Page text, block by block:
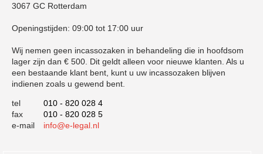
3067 GC Rotterdam
Openingstijden: 09:00 tot 17:00 uur
Wij nemen geen incassozaken in behandeling die in hoofdsom
lager zijn dan € 500. Dit geldt alleen voor nieuwe klanten. Als u
een bestaande klant bent, kunt u uw incassozaken blijven
indienen zoals u gewend bent.
tel
010 - 820 028 4
fax
010 - 820 028 5
e-mail
info@e-legal.nl